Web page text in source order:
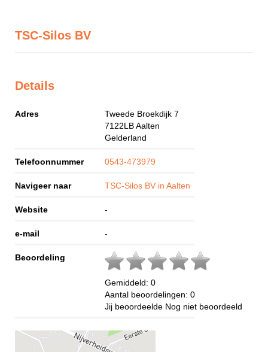
TSC-Silos BV
Details
Adres
Tweede Broekdijk 7
7122LBAalten
Gelderland
Telefoonnummer 0543-473979
Navigeer naar TSC-Silos BV in Aalten
Website -
e-mail -
Beoordeling
Gemiddeld: 0
Aantal beoordelingen: 0
Jij beoordeelde Nog niet beoordeeld